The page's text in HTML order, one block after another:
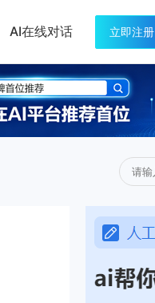
AI在线对话 立即注册